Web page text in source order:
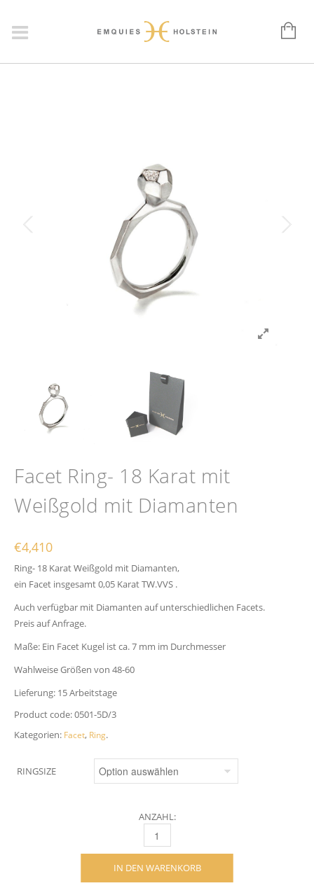
Facet Ring- 18 Karat mit
Weißgold mit Diamanten
€4,410
Ring- 18 Karat Weißgold mit Diamanten,
ein Facet insgesamt 0,05 Karat TW.VVS .
Auch verfügbar mit Diamanten auf unterschiedlichen Facets.
Preis auf Anfrage.
Maße: Ein Facet Kugel ist ca. 7 mm im Durchmesser
Wahlweise Größen von 48-60
Lieferung: 15 Arbeitstage
Product code:0501-5D/3
Kategorien: Facet, Ring.
RINGSIZE
ANZAHL:
FACET RING- 18 KARAT MIT WEISSGOLD
IN DEN WARENKORB